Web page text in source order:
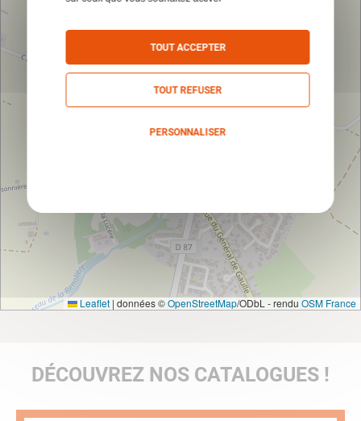
Leaflet | données ©OpenStreetMap/ODbL - rendu OSM France
DÉCOUVREZ NOS CATALOGUES !
TOUT ACCEPTER
TOUT REFUSER
PERSONNALISER